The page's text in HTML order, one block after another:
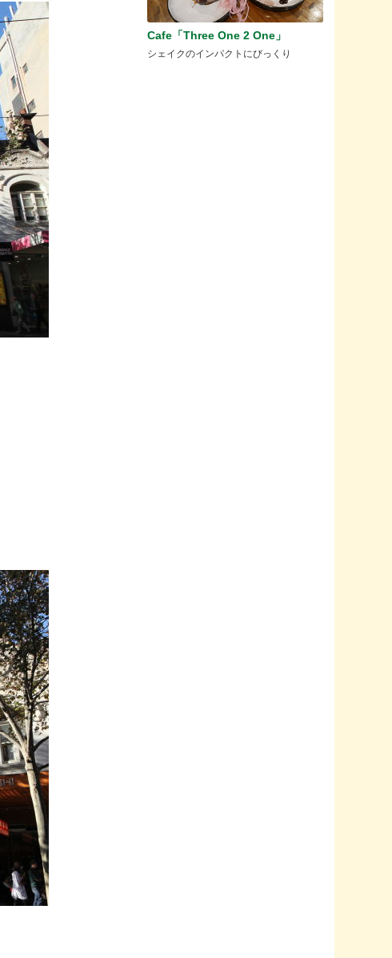
Cafe「Three One 2 One」
シェイクのインパクトにびっくり